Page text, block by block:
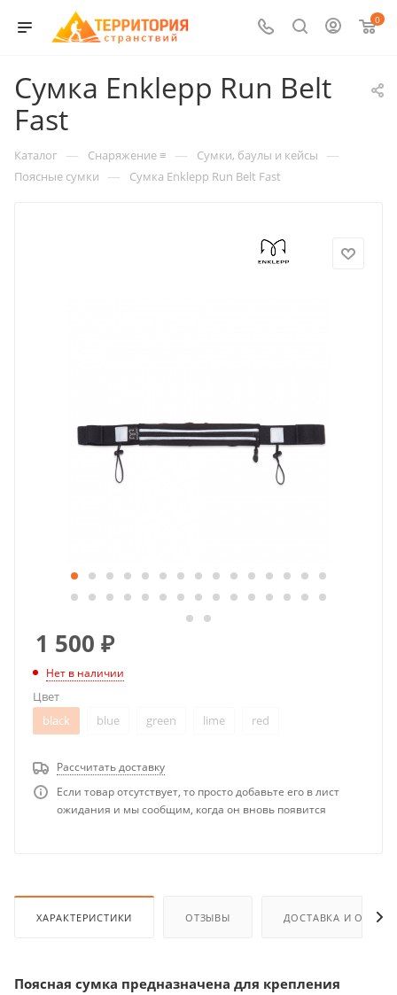
0
Сумка Enklepp Run Belt
Fast
Каталог — Снаряжение ≡ — Сумки, баулы и кейсы —
Поясные сумки — Сумка Enklepp Run Belt Fast
1 500 ₽
Нет в наличии
Цвет
black
blue green lime red
Рассчитать доставку
Если товар отсутствует, то просто добавьте его в лист
ожидания и мы сообщим, когда он вновь появится
ХАРАКТЕРИСТИКИ ОТЗЫВЫ ДОСТАВКА И
Поясная сумка предназначена для крепления